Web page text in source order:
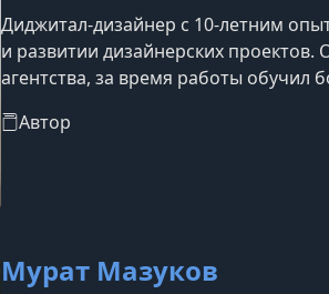
Диджитал-дизайнер с 10-летним
и развитии дизайнерских проектов.
агентства, за время работы обучил
преподаванием дизайна, передавая
Автор
Мурат Мазуков